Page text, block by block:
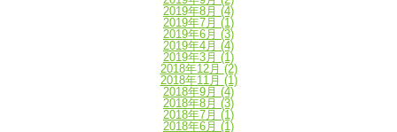
2019年8月 (4)
2019年7月 (1)
2019年6月 (3)
2019年4月 (4)
2019年3月 (1)
2018年12月 (2)
2018年11月 (1)
2018年9月 (4)
2018年8月 (3)
2018年7月 (1)
2018年6月 (1)